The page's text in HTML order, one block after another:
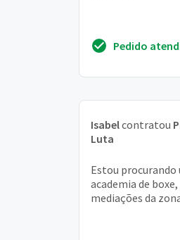
Pedido
Isabelcontratou
Luta
Estou procurando
academia de boxe,
mediações da